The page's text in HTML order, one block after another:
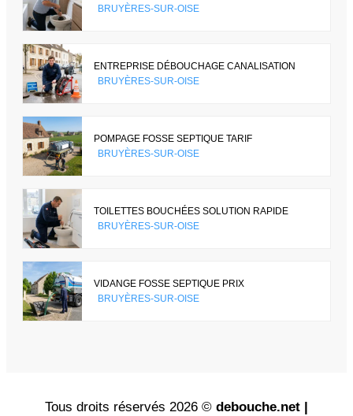
BRUYÈRES-SUR-OISE
ENTREPRISE DÉBOUCHAGE CANALISATION
BRUYÈRES-SUR-OISE
POMPAGE FOSSE SEPTIQUE TARIF
BRUYÈRES-SUR-OISE
TOILETTES BOUCHÉES SOLUTION RAPIDE
BRUYÈRES-SUR-OISE
VIDANGE FOSSE SEPTIQUE PRIX
BRUYÈRES-SUR-OISE
Tous droits réservés 2026 © debouche.net |